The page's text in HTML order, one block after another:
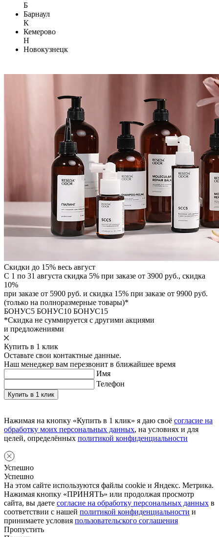
Б
Барнаул
К
Кемерово
Н
Новокузнецк
Скидки до 15% весь август
С 1 по 31 августа скидка 5% при заказе от 3900 руб., скидка
10%
при заказе от 5900 руб. и скидка 15% при заказе от 9900 руб.
(только на полноразмерные товары)*
БОНУС5 БОНУС10 БОНУС15
*Скидка не суммируется с другими акциями
и предложениями
Купить в 1 клик
Оставьте свои контактные данные.
Наш менеджер вам перезвонит в ближайшее время
Имя
Телефон
Нажимая на кнопку «Купить в 1 клик» я даю своё согласие на
обработку моих персональных данных, на условиях и для
целей, определённых политикой конфиденциальности
Успешно
Успешно
На этом сайте используются файлы cookie и Яндекс. Метрика.
Нажимая кнопку «ПРИНЯТЬ» или продолжая просмотр
сайта, вы даете согласие на обработку персональных данных в
соответствии с нашей политикой конфиденциальности и
принимаете условия пользовательского соглашения
Пропустить